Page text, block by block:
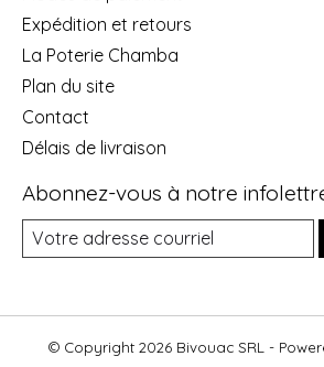
Expédition et retours
La Poterie Chamba
Plan du site
Contact
Délais de livraison
Abonnez-vous à notre
© Copyright 2026 Bivouac SRL -